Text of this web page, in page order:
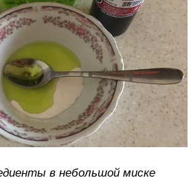
в небольшой миске